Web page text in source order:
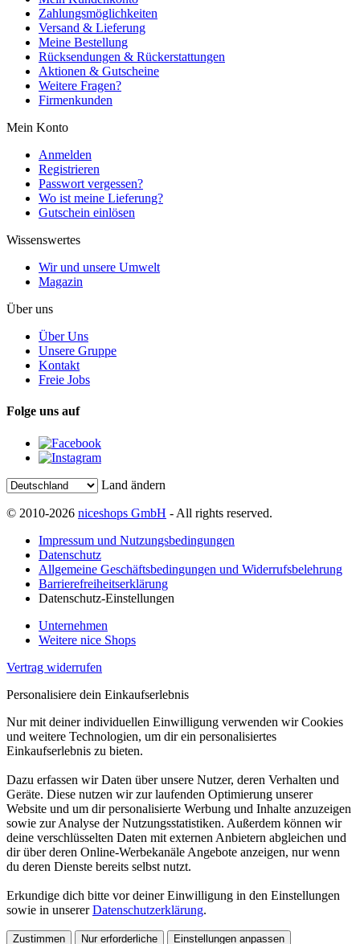
Zahlungsmöglichkeiten
Versand & Lieferung
Meine Bestellung
Rücksendungen & Rückerstattungen
Aktionen & Gutscheine
Weitere Fragen?
Firmenkunden
Mein Konto
Anmelden
Registrieren
Passwort vergessen?
Wo ist meine Lieferung?
Gutschein einlösen
Wissenswertes
Wir und unsere Umwelt
Magazin
Über uns
Über Uns
Unsere Gruppe
Kontakt
Freie Jobs
Folge uns auf
Land ändern
© 2010-2026 niceshops GmbH - All rights reserved.
Impressum und Nutzungsbedingungen
Datenschutz
Allgemeine Geschäftsbedingungen und Widerrufsbelehrung
Barrierefreiheitserklärung
Datenschutz-Einstellungen
Unternehmen
Weitere nice Shops
Vertrag widerrufen
Personalisiere dein Einkaufserlebnis
Nur mit deiner individuellen Einwilligung verwenden wir Cookies
und weitere Technologien, um dir ein personalisiertes
Einkaufserlebnis zu bieten.
Dazu erfassen wir Daten über unsere Nutzer, deren Verhalten und
Geräte. Diese nutzen wir zur laufenden Optimierung unserer
Website und um dir personalisierte Werbung und Inhalte anzuzeigen
sowie zur Analyse der Nutzungsstatistiken. Außerdem können wir
deine verschlüsselten Daten mit externen Anbietern abgleichen und
dir über deren Online-Werbekanäle Angebote anzeigen, nur wenn
du deren Dienste bereits selbst nutzt.
Erkundige dich bitte vor deiner Einwilligung in den Einstellungen
sowie in unsererDatenschutzerklärung.
Zustimmen Nur erforderliche Einstellungen anpassen